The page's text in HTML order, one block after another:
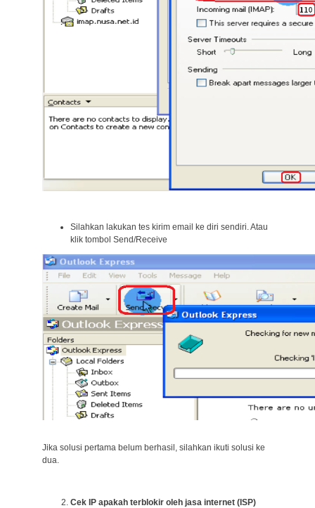
Silahkan lakukan tes kirim email ke diri sendiri. Atau
klik tombol Send/Receive
Jika solusi pertama belum berhasil, silahkan ikuti solusi ke
dua.
Cek IP apakah terblokir oleh jasa internet (ISP)